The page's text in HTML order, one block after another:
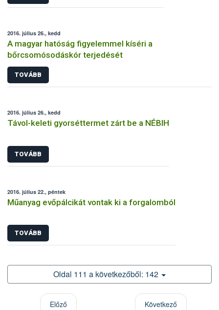
2016. július 26., kedd
A magyar hatóság figyelemmel kíséri a
bőrcsomósodáskór terjedését
TOVÁBB
2016. július 26., kedd
Távol-keleti gyorséttermet zárt be a NÉBIH
TOVÁBB
2016. július 22., péntek
Műanyag evőpálcikát vontak ki a forgalomból
TOVÁBB
Oldal 111 a következőből: 142
Előző
Következő